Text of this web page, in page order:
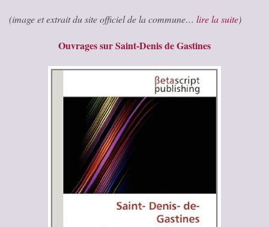
(image et extrait du site officiel de la commune… lire la suite)
Ouvrages sur Saint-Denis de Gastines